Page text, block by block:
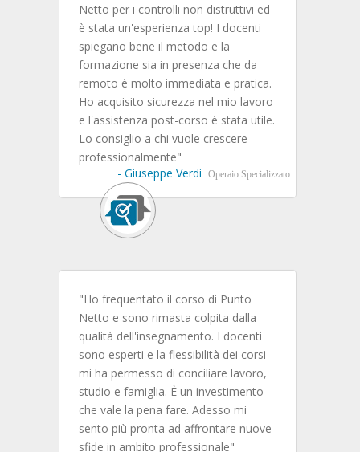
Netto per i controlli non distruttivi ed
è stata un'esperienza top! I docenti
spiegano bene il metodo e la
formazione sia in presenza che da
remoto è molto immediata e pratica.
Ho acquisito sicurezza nel mio lavoro
e l'assistenza post-corso è stata utile.
Lo consiglio a chi vuole crescere
professionalmente"
- Giuseppe Verdi
Operaio Specializzato
"Ho frequentato il corso di Punto
Netto e sono rimasta colpita dalla
qualità dell'insegnamento. I docenti
sono esperti e la flessibilità dei corsi
mi ha permesso di conciliare lavoro,
studio e famiglia. È un investimento
che vale la pena fare. Adesso mi
sento più pronta ad affrontare nuove
sfide in ambito professionale"